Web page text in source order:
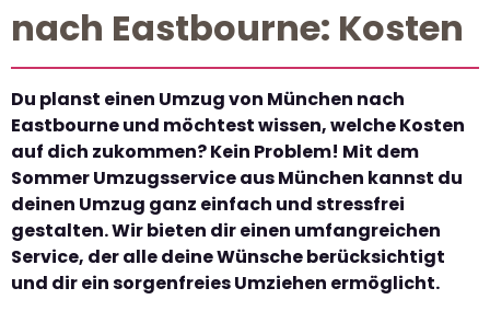
nach Eastbourne: Kosten
Du planst einen Umzug von München nach
Eastbourne und möchtest wissen, welche Kosten
auf dich zukommen? Kein Problem! Mit dem
Sommer Umzugsservice aus München kannst du
deinen Umzug ganz einfach und stressfrei
gestalten. Wir bieten dir einen umfangreichen
Service, der alle deine Wünsche berücksichtigt
und dir ein sorgenfreies Umziehen ermöglicht.